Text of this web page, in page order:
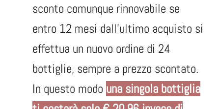
sconto comunque rinnovabile se
entro 12 mesi dall’ultimo acquisto si
effettua un nuovo ordine di 24
bottiglie, sempre a prezzo scontato.
In questo modo una singola bottiglia